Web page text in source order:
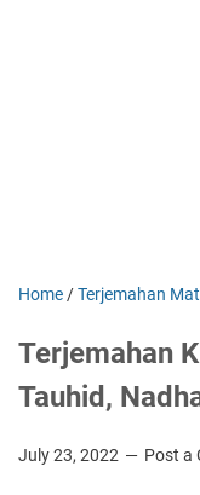
Home /Terjemahan
Terjemahan
Tauhid,
July 23, 2022 Post a